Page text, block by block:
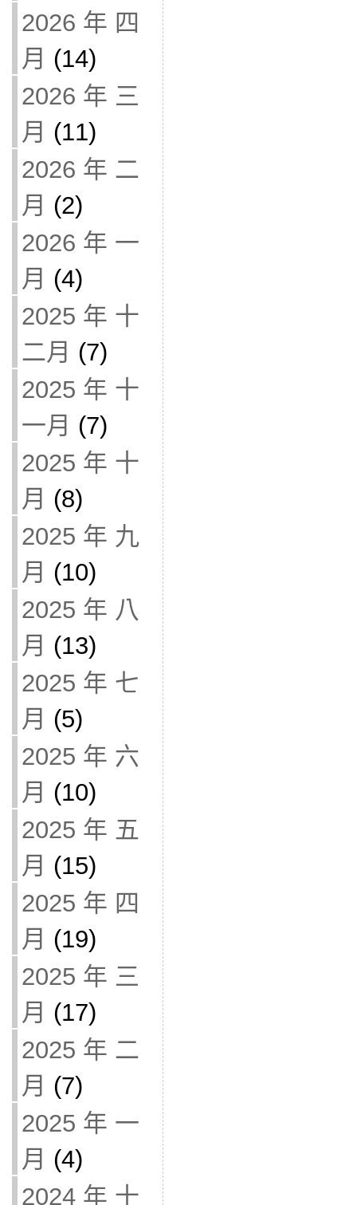
2026 年 四
月 (14)
2026 年 三
月 (11)
2026 年 二
月 (2)
2026 年 一
月 (4)
2025 年 十
二月 (7)
2025 年 十
一月 (7)
2025 年 十
月 (8)
2025 年 九
月 (10)
2025 年 八
月 (13)
2025 年 七
月 (5)
2025 年 六
月 (10)
2025 年 五
月 (15)
2025 年 四
月 (19)
2025 年 三
月 (17)
2025 年 二
月 (7)
2025 年 一
月 (4)
2024 年 十